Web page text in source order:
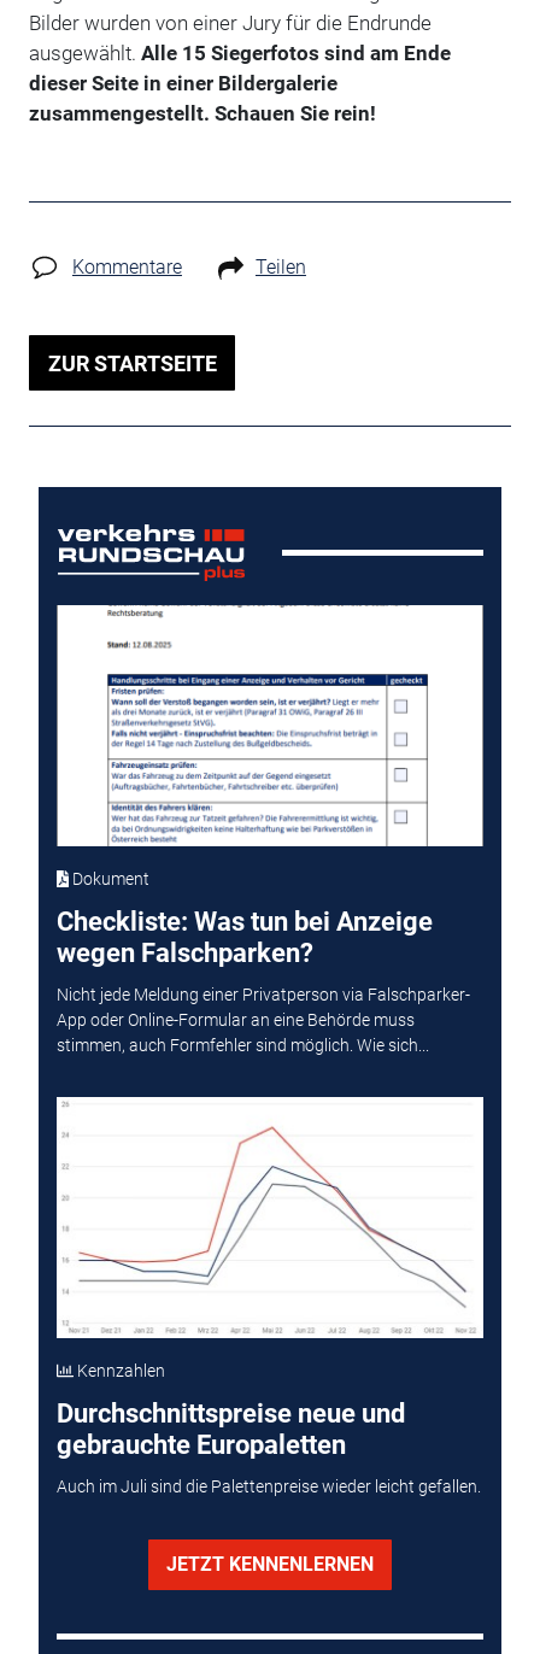
Bilder wurden von einer Jury für die Endrunde
ausgewählt. Alle 15 Siegerfotos sind am Ende
dieser Seite in einer Bildergalerie
zusammengestellt. Schauen Sie rein!
Kommentare Teilen
ZUR STARTSEITE
Dokument
Checkliste: Was tun bei Anzeige
wegen Falschparken?
Nicht jede Meldung einer Privatperson via Falschparker-
App oder Online-Formular an eine Behörde muss
stimmen, auch Formfehler sind möglich. Wie sich...
Kennzahlen
Durchschnittspreise neue und
gebrauchte Europaletten
Auch im Juli sind die Palettenpreise wieder leicht gefallen.
JETZT KENNENLERNEN